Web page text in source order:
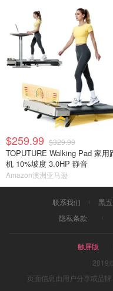
$259.99 $329.99
TOPUTURE Walking Pad 家用
机 10%坡度 3.0HP 静音
Amazon澳洲亚马逊
联系我们 黑五
隐私条款
触屏版
页面信息由用户分享或品